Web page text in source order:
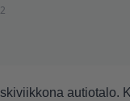
autiotalo.